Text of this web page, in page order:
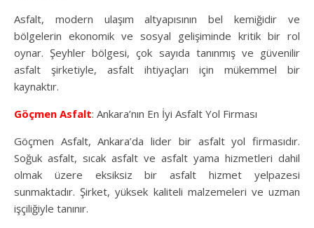
Asfalt, modern ulaşım altyapısının bel kemiğidir ve
bölgelerin ekonomik ve sosyal gelişiminde kritik bir rol
oynar. Şeyhler bölgesi, çok sayıda tanınmış ve güvenilir
asfalt şirketiyle, asfalt ihtiyaçları için mükemmel bir
kaynaktır.
Göçmen Asfalt: Ankara’nın En İyi Asfalt Yol Firması
Göçmen Asfalt, Ankara’da lider bir asfalt yol firmasıdır.
Soğuk asfalt, sıcak asfalt ve asfalt yama hizmetleri dahil
olmak üzere eksiksiz bir asfalt hizmet yelpazesi
sunmaktadır. Şirket, yüksek kaliteli malzemeleri ve uzman
işçiliğiyle tanınır.